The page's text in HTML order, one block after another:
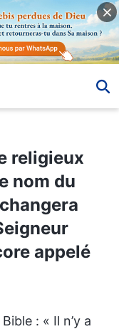
religieux
nom du
appelé
: « Il n’y a